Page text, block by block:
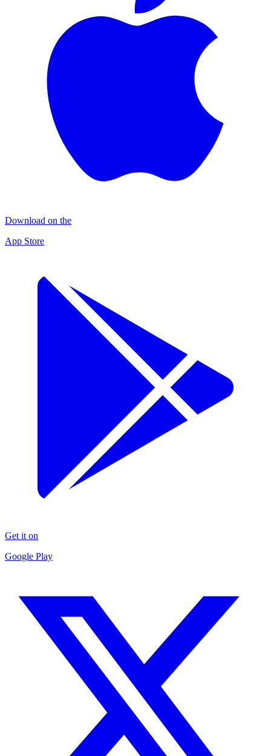
Download on the
App Store
Get it on
Google Play